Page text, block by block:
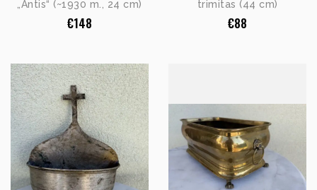
„Antis“ (~1930 m., 24 cm)
€148
trimitas (44 cm)
€88